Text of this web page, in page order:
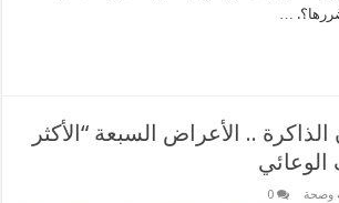
…
.. الأعراض السبعة “الأكثر
0